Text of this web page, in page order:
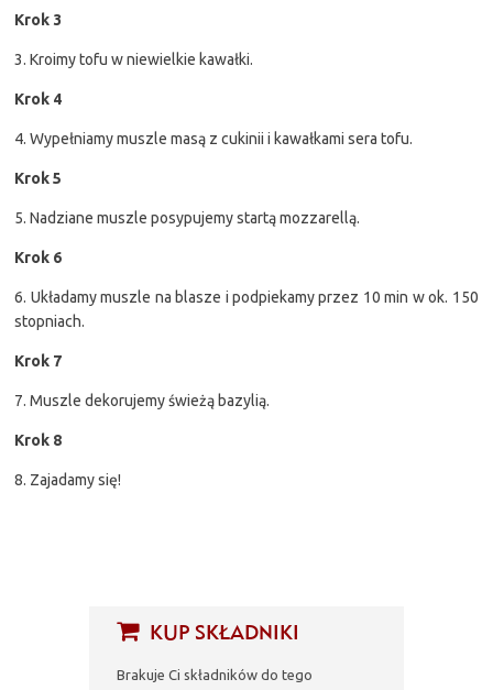
KUP SKŁADNIKI
Brakuje Ci składników do tego
Krok 3
3. Kroimy tofu w niewielkie kawałki.
Krok 4
4. Wypełniamy muszle masą z cukinii i kawałkami sera tofu.
Krok 5
5. Nadziane muszle posypujemy startą mozzarellą.
Krok 6
6. Układamy muszle na blasze i podpiekamy przez 10 min w ok. 150
stopniach.
Krok 7
7. Muszle dekorujemy świeżą bazylią.
Krok 8
8. Zajadamy się!